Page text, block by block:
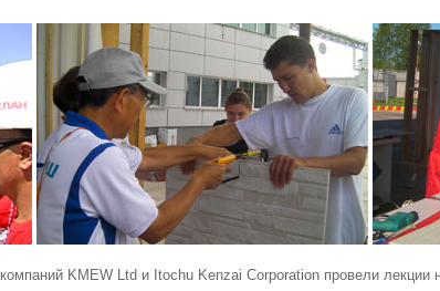
KMEW Ltd и Itochu Kenzai Corporation провели лекции